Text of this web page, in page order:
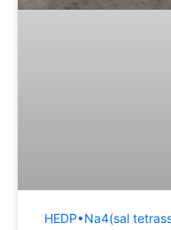
HEDP•Na4(sal